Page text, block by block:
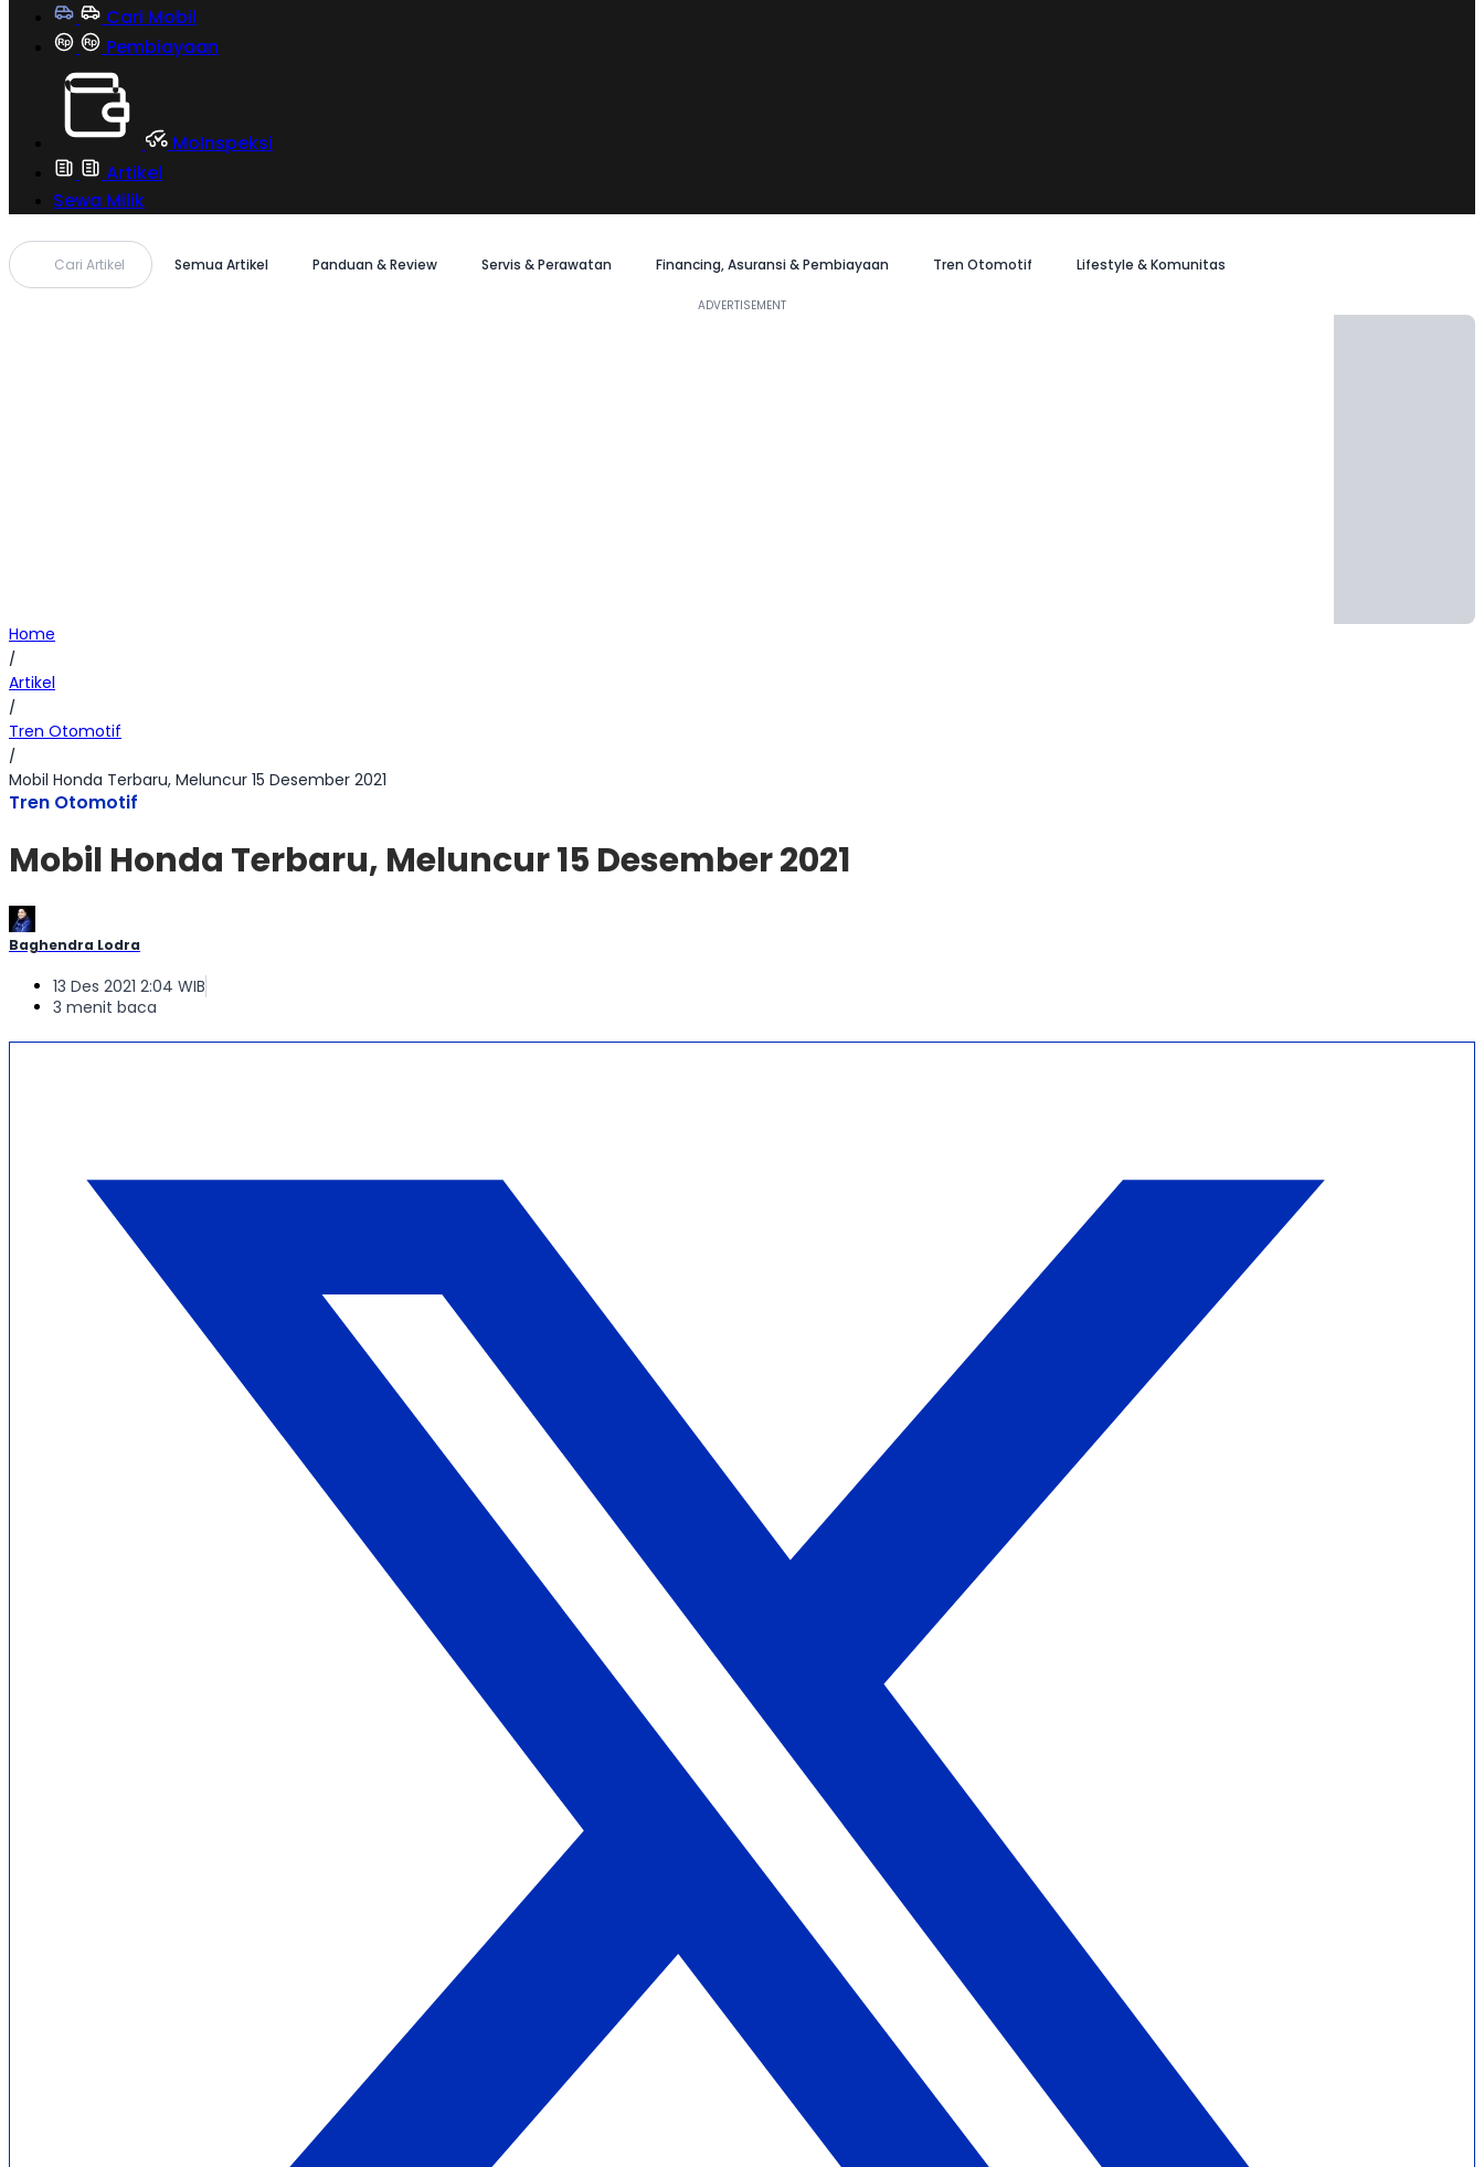
Cari Mobil
Pembiayaan
MoInspeksi
Artikel
Sewa Milik
Cari Artikel Semua Artikel Panduan & Review Servis & Perawatan Financing, Asuransi & Pembiayaan Tren Otomotif Lifestyle & Komunitas
Home
/
Artikel
/
Tren Otomotif
/
Mobil Honda Terbaru, Meluncur 15 Desember 2021
Tren Otomotif
Mobil Honda Terbaru, Meluncur 15 Desember 2021
Baghendra Lodra
13 Des 2021 2:04 WIB
3 menit baca